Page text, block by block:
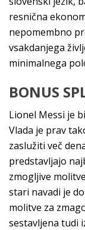
resnična
nepomembno
vsakdanjega
minimalnega
BONUS
Lionel Messi je
Vlada je prav
zaslužiti več
predstavljajo
zmogljive
stari navadi je
molitve za
sestavljena tudi